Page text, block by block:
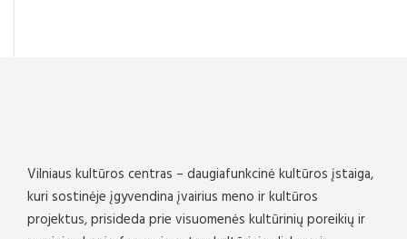
Vilniaus kultūros centras – daugiafunkcinė kultūros įstaiga,
kuri sostinėje įgyvendina įvairius meno ir kultūros
projektus, prisideda prie visuomenės kultūrinių poreikių ir